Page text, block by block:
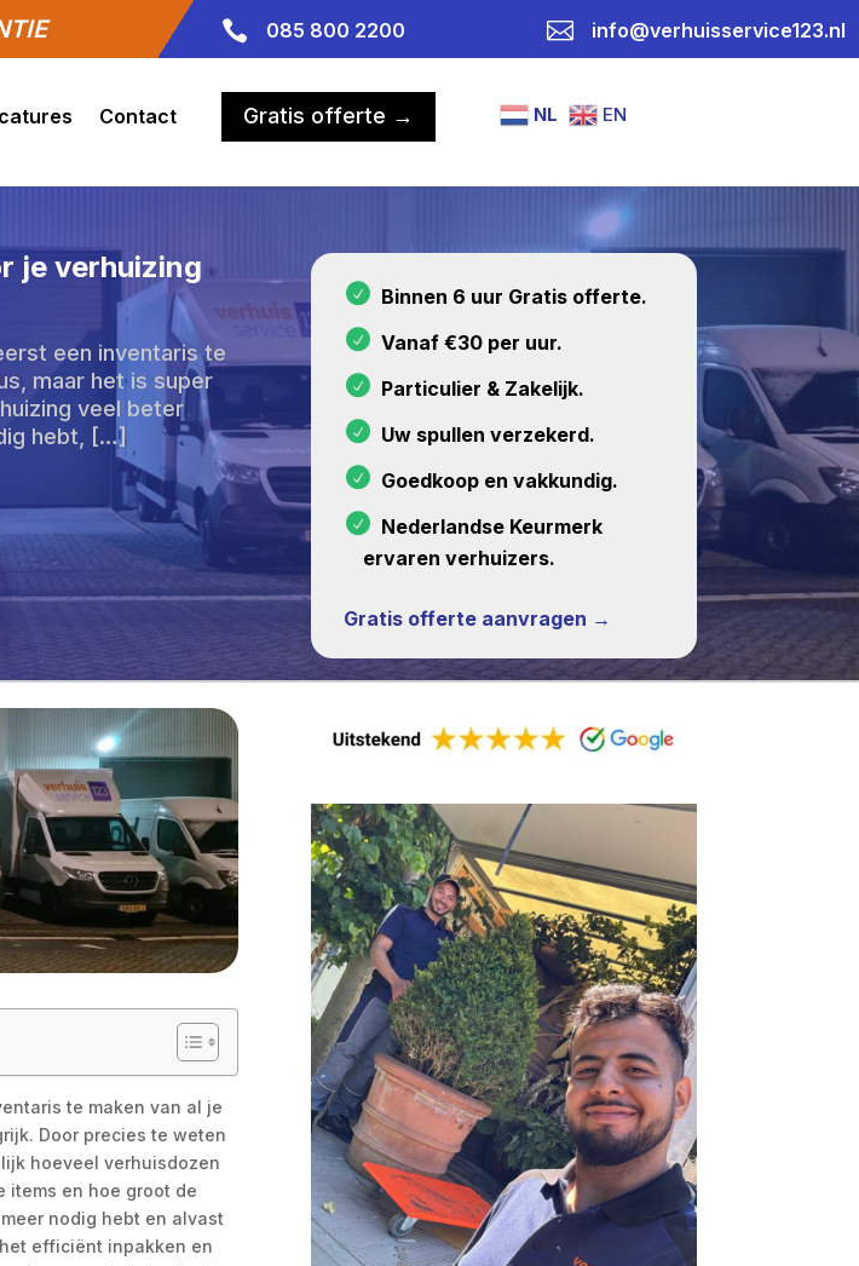
 085 800 2200  info@verhuisservice123.nl
Contact Gratis offerte → NL EN
je verhuizing
een inventaris te
maar het is super
veel beter
hebt, […]
Binnen 6 uur Gratis offerte.
Vanaf €30 per uur.
Particulier & Zakelijk.
Uw spullen verzekerd.
Goedkoop en vakkundig.
Nederlandse Keurmerk
ervaren verhuizers.
Gratis offerte aanvragen →
te maken van al je
Door precies te weten
hoeveel verhuisdozen
items en hoe groot de
nodig hebt en alvast
efficiënt inpakken en